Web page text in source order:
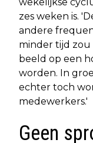
zes weken is.
andere
minder tijd
beeld op een
worden. In
echter toch
medewerkers.'
Geen